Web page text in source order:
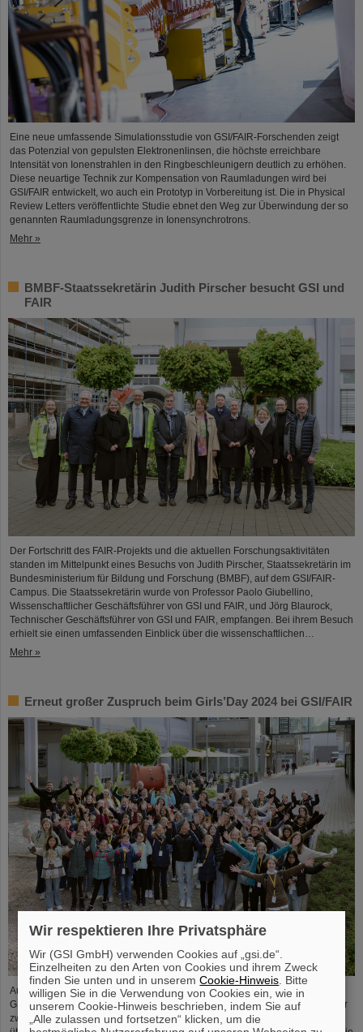
Eine neue umfassende Simulationsstudie von GSI/FAIR-Forschenden zeigt
das Potenzial von gepulsten Elektronenlinsen, die höchste erreichbare
Intensität von Ionenstrahlen in den Ringbeschleunigern deutlich zu erhöhen.
Diese neuartige Technik zur Kompensation von Raumladungen wird bei
GSI/FAIR entwickelt, wo auch ein Prototyp in Vorbereitung ist. Die in Physical
Review Letters veröffentlichte Studie ebnet den Weg zur Überwindung der so
genannten Raumladungsgrenze in Ionensynchrotrons.
Mehr »
BMBF-Staatssekretärin Judith Pirscher besucht GSI und
FAIR
Der Fortschritt des FAIR-Projekts und die aktuellen Forschungsaktivitäten
standen im Mittelpunkt eines Besuchs von Judith Pirscher, Staatssekretärin im
Bundesministerium für Bildung und Forschung (BMBF), auf dem GSI/FAIR-
Campus. Die Staatssekretärin wurde von Professor Paolo Giubellino,
Wissenschaftlicher Geschäftsführer von GSI und FAIR, und Jörg Blaurock,
Technischer Geschäftsführer von GSI und FAIR, empfangen. Bei ihrem Besuch
erhielt sie einen umfassenden Einblick über die wissenschaftlichen…
Mehr »
Erneut großer Zuspruch beim Girls’Day 2024 bei GSI/FAIR
Auch im Jahr 2024 erfreute sich der bundesweite Aktionstag Girls’Day bei
GSI/FAIR wieder großer Nachfrage. Dieses Mal nahmen 68 Mädchen im Alter
zwischen elf und 17 Jahren an der Veranstaltung teil und informierten sich
Wir respektieren Ihre Privatsphäre
Wir (GSI GmbH) verwenden Cookies auf „gsi.de“.
Einzelheiten zu den Arten von Cookies und ihrem Zweck
finden Sie unten und in unseremCookie-Hinweis . Bitte
willigen Sie in die Verwendung von Cookies ein, wie in
unserem Cookie-Hinweis beschrieben, indem Sie auf
„Alle zulassen und fortsetzen“ klicken, um die